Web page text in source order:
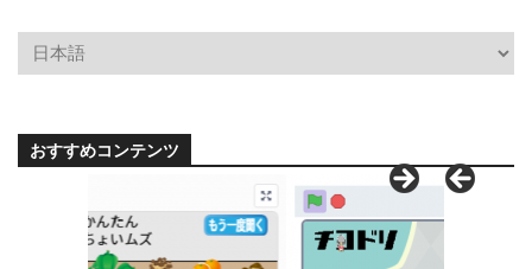
おすすめコンテンツ